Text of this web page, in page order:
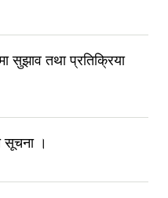
सुझाव तथा प्रतिक्रिया
सूचना ।